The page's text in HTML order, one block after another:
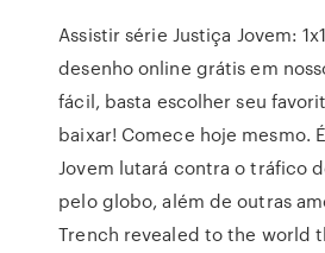
Assistir série Justiça Jovem:
desenho online grátis em
fácil, basta escolher seu
baixar! Comece hoje mesmo.
Jovem lutará contra o tráfico
pelo globo, além de outras
Trench revealed to the world